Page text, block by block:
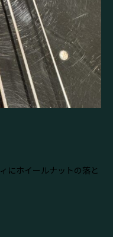
にホイールナットの落と